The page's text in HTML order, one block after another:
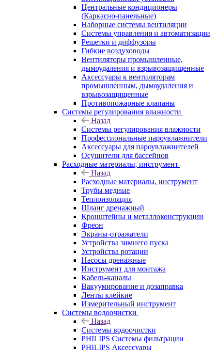
Центральные кондиционеры
(Каркасно-панельные)
Наборные системы вентиляции
Системы управления и автоматизации
Решетки и диффузоры
Гибкие воздуховоды
Вентиляторы промышленные,
дымоудаления и взрывозащищенные
Аксессуары к вентиляторам
промышленным, дымоудаления и
взрывозащищенные
Противопожарные клапаны
Системы регулирования влажности
Назад
Системы регулирования влажности
Профессиональные пароувлажнители
Аксессуары для пароувлажнителей
Осушители для бассейнов
Расходные материалы, инструмент
Назад
Расходные материалы, инструмент
Трубы медные
Теплоизоляция
Шланг дренажный
Кронштейны и металлоконструкции
Фреон
Экраны-отражатели
Устройства зимнего пуска
Устройства ротации
Насосы дренажные
Инструмент для монтажа
Кабель-каналы
Вакуумирование и дозаправка
Ленты клейкие
Измерительный инструмент
Системы водоочистки
Назад
Системы водоочистки
PHILIPS Системы фильтрации
PHILIPS Аксессуары